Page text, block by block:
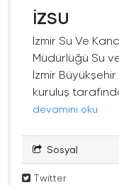
İZSU
İzmir Su Ve
Müdürlüğü Su
İzmir
kuruluş
devamını oku
Sosyal
Twitter